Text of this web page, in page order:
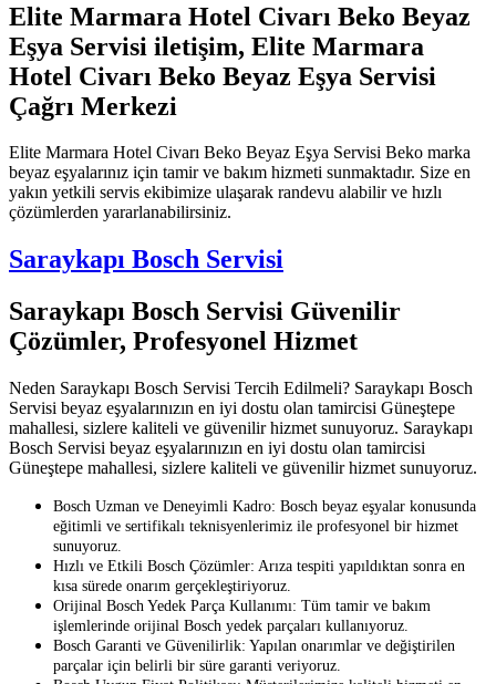
Elite Marmara Hotel Civarı Beko Beyaz
Eşya Servisi iletişim, Elite Marmara
Hotel Civarı Beko Beyaz Eşya Servisi
Çağrı Merkezi
Elite Marmara Hotel Civarı Beko Beyaz Eşya Servisi Beko marka
beyaz eşyalarınız için tamir ve bakım hizmeti sunmaktadır. Size en
yakın yetkili servis ekibimize ulaşarak randevu alabilir ve hızlı
çözümlerden yararlanabilirsiniz.
Saraykapı Bosch Servisi
Saraykapı Bosch Servisi Güvenilir
Çözümler, Profesyonel Hizmet
Neden Saraykapı Bosch Servisi Tercih Edilmeli? Saraykapı Bosch
Servisi beyaz eşyalarınızın en iyi dostu olan tamircisi Güneştepe
mahallesi, sizlere kaliteli ve güvenilir hizmet sunuyoruz. Saraykapı
Bosch Servisi beyaz eşyalarınızın en iyi dostu olan tamircisi
Güneştepe mahallesi, sizlere kaliteli ve güvenilir hizmet sunuyoruz.
Bosch Uzman ve Deneyimli Kadro: Bosch beyaz eşyalar konusunda
eğitimli ve sertifikalı teknisyenlerimiz ile profesyonel bir hizmet
sunuyoruz.
Hızlı ve Etkili Bosch Çözümler: Arıza tespiti yapıldıktan sonra en
kısa sürede onarım gerçekleştiriyoruz.
Orijinal Bosch Yedek Parça Kullanımı: Tüm tamir ve bakım
işlemlerinde orijinal Bosch yedek parçaları kullanıyoruz.
Bosch Garanti ve Güvenilirlik: Yapılan onarımlar ve değiştirilen
parçalar için belirli bir süre garanti veriyoruz.